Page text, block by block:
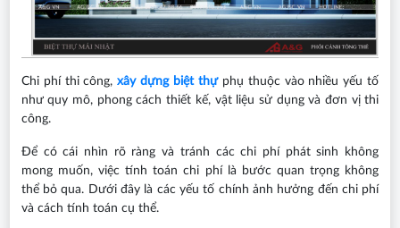
Chi phí thi công,xây dựng biệt thựphụ thuộc vào nhiều yếu tố
như quy mô, phong cách thiết kế, vật liệu sử dụng và đơn vị thi
công.
Để có cái nhìn rõ ràng và tránh các chi phí phát sinh không
mong muốn, việc tính toán chi phí là bước quan trọng không
thể bỏ qua. Dưới đây là các yếu tố chính ảnh hưởng đến chi phí
và cách tính toán cụ thể.